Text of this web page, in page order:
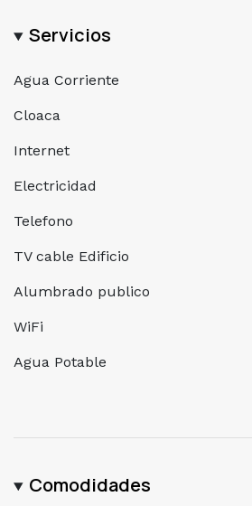
Servicios
Agua Corriente
Cloaca
Internet
Electricidad
Telefono
TV cable Edificio
Alumbrado publico
WiFi
Agua Potable
Comodidades